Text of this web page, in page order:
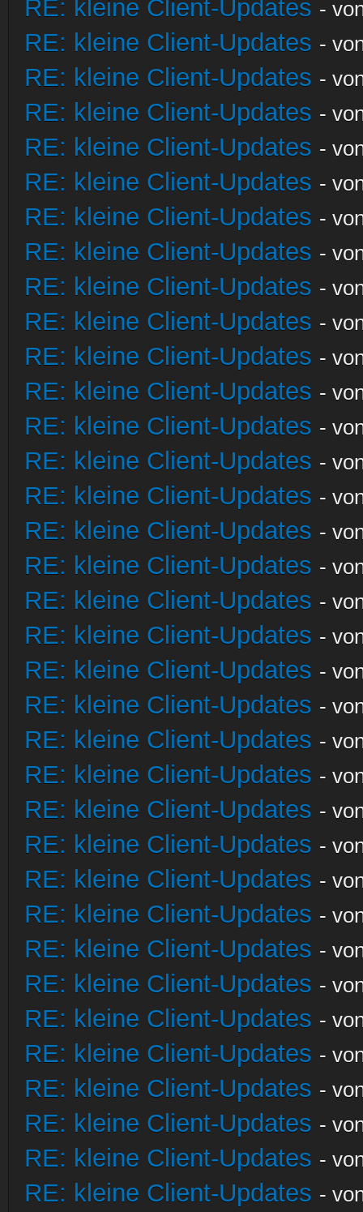
RE: kleine Client-Updates -
RE: kleine Client-Updates -
RE: kleine Client-Updates -
RE: kleine Client-Updates -
RE: kleine Client-Updates -
RE: kleine Client-Updates -
RE: kleine Client-Updates -
RE: kleine Client-Updates -
RE: kleine Client-Updates -
RE: kleine Client-Updates -
RE: kleine Client-Updates -
RE: kleine Client-Updates -
RE: kleine Client-Updates -
RE: kleine Client-Updates -
RE: kleine Client-Updates -
RE: kleine Client-Updates -
RE: kleine Client-Updates -
RE: kleine Client-Updates -
RE: kleine Client-Updates -
RE: kleine Client-Updates -
RE: kleine Client-Updates -
RE: kleine Client-Updates -
RE: kleine Client-Updates -
RE: kleine Client-Updates -
RE: kleine Client-Updates -
RE: kleine Client-Updates -
RE: kleine Client-Updates -
RE: kleine Client-Updates -
RE: kleine Client-Updates -
RE: kleine Client-Updates -
RE: kleine Client-Updates -
RE: kleine Client-Updates -
RE: kleine Client-Updates -
RE: kleine Client-Updates -
RE: kleine Client-Updates -